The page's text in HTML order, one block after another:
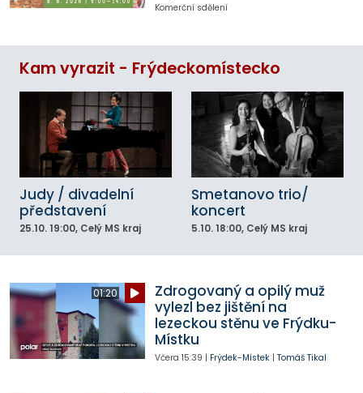
Komerční sdělení
Kam vyrazit - Frýdeckomístecko
Judy / divadelní
představení
25.10. 19:00, Celý MS kraj
Smetanovo trio/
koncert
5.10. 18:00, Celý MS kraj
01:20
Zdrogovaný a opilý muž
vylezl bez jištění na
lezeckou stěnu ve Frýdku-
Místku
Včera 15:39 | Frýdek-Místek| Tomáš Tikal